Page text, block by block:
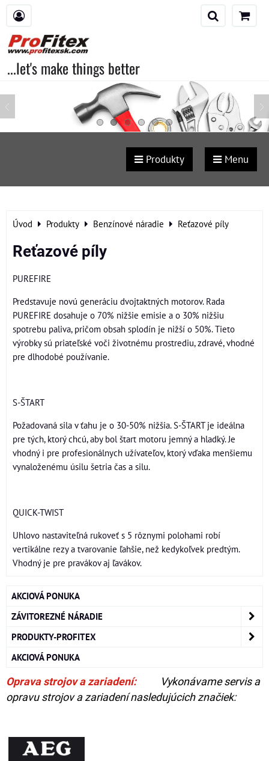
...let's make things better
Produkty Menu
Úvod Produkty Benzínové náradie Reťazové píly
Reťazové píly
PUREFIRE
Predstavuje novú generáciu dvojtaktných motorov. Rada
PUREFIRE dosahuje o 70% nižšie emisie a o 30% nižšiu
spotrebu paliva, pričom obsah splodín je nižší o 50%. Tieto
výrobky sú priateľské voči životnému prostrediu, zdravé, vhodné
pre dlhodobé používanie.
S-ŠTART
Požadovaná sila v ťahu je o 30-50% nižšia. S-ŠTART je ideálna
pre tých, ktorý chcú, aby bol štart motoru jemný a hladký. Je
vhodný i pre profesionálnych užívateľov, ktorý vďaka menšiemu
vynaloženému úsilu šetria čas a silu.
QUICK-TWIST
Uhlovo nastaviteľná rukoveť s 5 rôznymi polohami robí
vertikálne rezy a tvarovanie ľahšie, než kedykoľvek predtým.
Vhodný je pre pravákov aj ľavákov.
AKCIOVÁ PONUKA
ZÁVITOREZNÉ NÁRADIE
PRODUKTY-PROFITEX
AKCIOVÁ PONUKA
Oprava strojov a zariadení:
Vykonávame servis a
opravu strojov a zariadení nasledujúcich značiek: